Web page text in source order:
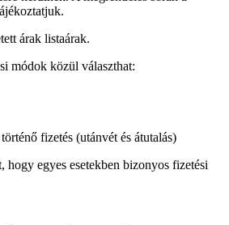
árak listaárak.
közül választhat:
fizetés (utánvét és átutalás)
egyes esetekben bizonyos fizetési